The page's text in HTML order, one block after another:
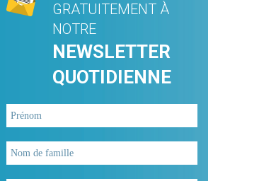
GRATUITEMENT À
NOTRE
NEWSLETTER
QUOTIDIENNE